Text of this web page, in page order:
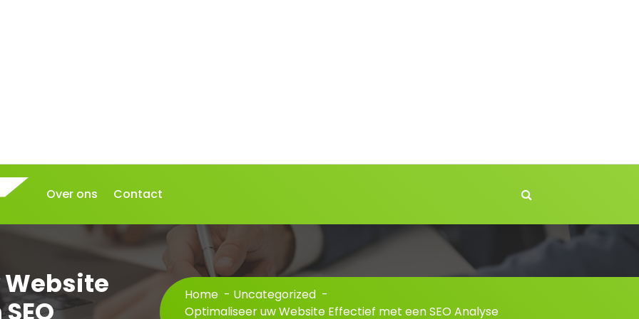
Over ons Contact
Home - Uncategorized -
Optimaliseer uw Website Effectief met een SEO Analyse